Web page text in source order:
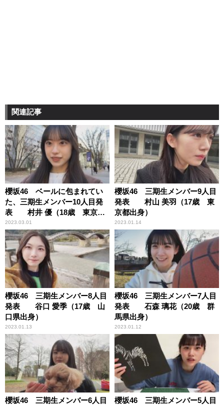
関連記事
櫻坂46 ベールに包まれてい
た、三期生メンバー10人目発
表 村井 優（18歳 東京都
出身）
2023.03.01
櫻坂46 三期生メンバー9人目
発表 村山 美羽（17歳 東
京都出身）
2023.01.14
櫻坂46 三期生メンバー8人目
発表 谷口 愛季（17歳 山
口県出身）
2023.01.13
櫻坂46 三期生メンバー7人目
発表 石森 璃花（20歳 群
馬県出身）
2023.01.12
櫻坂46 三期生メンバー6人目
櫻坂46 三期生メンバー5人目